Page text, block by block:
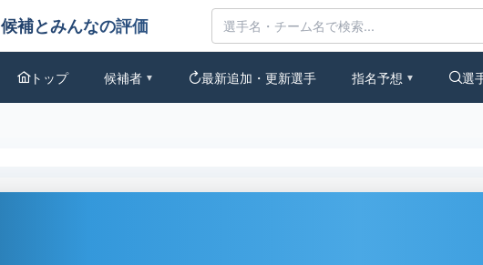
ラフト候補とみんなの評価
なの評価
トップ 候補者 ▼ 最新追加・更新選手 指名予想 ▼ 選